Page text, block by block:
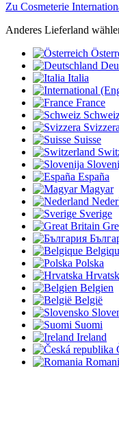
Zu Cosmeterie
Anderes Lieferland
Italia
France
Svizzera
Suisse
España
Magyar
Sverige
Polska
Belgien
België
Suomi
Ireland